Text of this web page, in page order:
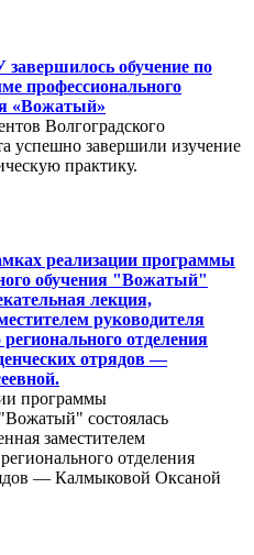
обучение по
профессионального
«Вожатый»
Волгоградского
успешно завершили изучение
практику.
реализации программы
обучения "Вожатый"
лекция,
руководителя
отделения
отрядов —
программы
состоялась
заместителем
отделения
— Калмыковой Оксаной